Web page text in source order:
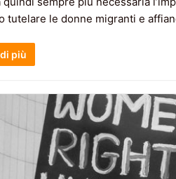
tutelare le donne migranti e
più